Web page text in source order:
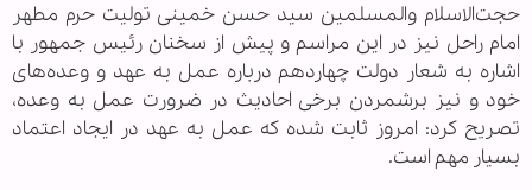
حجت‌الاسلام والمسلمین سید حسن خمینی تولیت حرم مطهر
امام راحل نیز در این مراسم و پیش از سخنان رئیس جمهور با
اشاره به شعار دولت چهاردهم درباره عمل به عهد و وعده‌های
خود و نیز برشمردن برخی احادیث در ضرورت عمل به وعده،
تصریح کرد: امروز ثابت شده که عمل به عهد در ایجاد اعتماد
بسیار مهم است.